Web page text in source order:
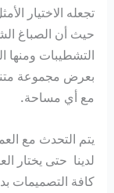
تجعله الاختيار
حيث أن الصباغ
التشطيبات ومنها
بعرض مجموعة
مع أي مساحة.
يتم التحدث مع
لدينا حتى يختار
كافة التصميمات